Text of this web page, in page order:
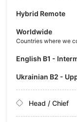
Hybrid Remote
Worldwide
Countries where we
English B1 -
Ukrainian B2 -
Head / Chief